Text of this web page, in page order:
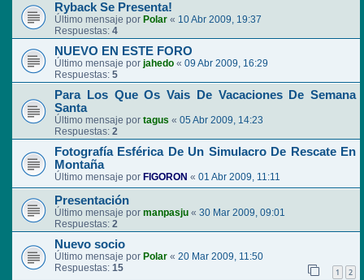
Ryback Se Presenta!
Último mensaje por Polar « 10 Abr 2009, 19:37
Respuestas: 4
NUEVO EN ESTE FORO
Último mensaje por jahedo « 09 Abr 2009, 16:29
Respuestas: 5
Para Los Que Os Vais De Vacaciones De Semana
Santa
Último mensaje por tagus « 05 Abr 2009, 14:23
Respuestas: 2
Fotografía Esférica De Un Simulacro De Rescate En
Montaña
Último mensaje por FIGORON « 01 Abr 2009, 11:11
Presentación
Último mensaje por manpasju « 30 Mar 2009, 09:01
Respuestas: 2
Nuevo socio
Último mensaje por Polar « 20 Mar 2009, 11:50
Respuestas: 15 1 2